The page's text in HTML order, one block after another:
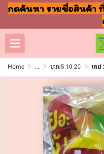
กดค้นหา รายชื่อสินค้า
Home ... ขนม5 10 20 เล